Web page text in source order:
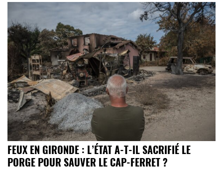
FEUX EN GIRONDE : L’ÉTAT A-T-IL SACRIFIÉ LE
PORGE POUR SAUVER LE CAP-FERRET ?